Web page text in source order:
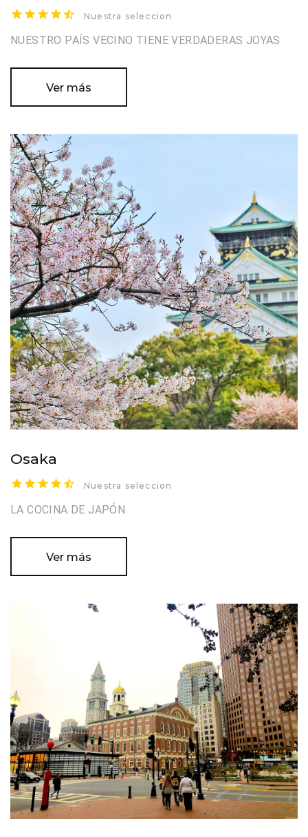
Nuestra seleccion
NUESTRO PAÍS VECINO TIENE VERDADERAS JOYAS
Ver más
Osaka
Nuestra seleccion
LA COCINA DE JAPÓN
Ver más